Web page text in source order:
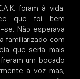
foram à vida.
que foi bem
se. Não esperava
familiarizado com
que seria mais
um bocado
a voz mas,